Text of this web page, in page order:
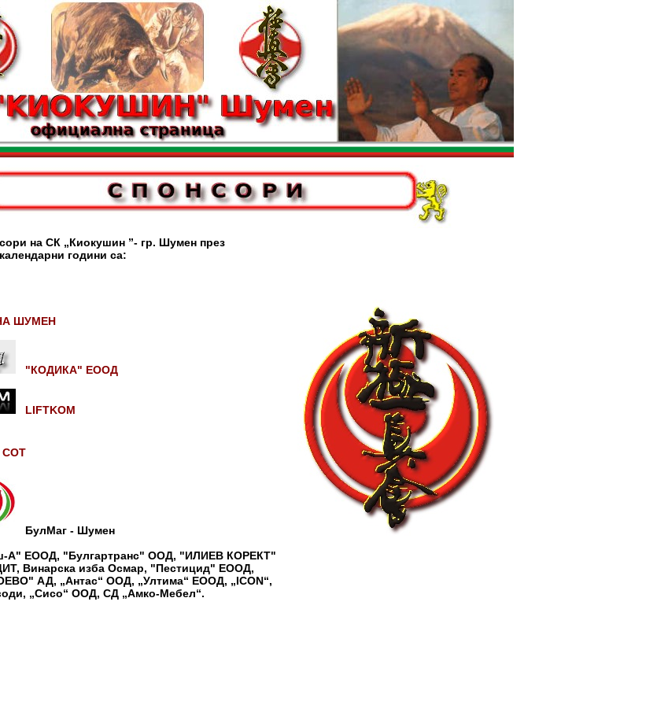
на СК „Киокушин ”- гр. Шумен през
години са:
ШУМЕН
"КОДИКА" ЕООД
LIFTKOM
СОТ
БулМаг - Шумен
А" ЕООД, "Булгартранс" ООД, "ИЛИЕВ КОРЕКТ"
Винарска изба Осмар, "Пестицид" ЕООД,
АД, „Антас“ ООД, „Ултима“ ЕООД, „ICON“,
„Сисо“ ООД, СД „Амко-Мебел“.